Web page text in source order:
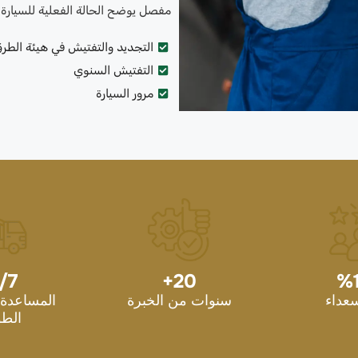
مفصل يوضح الحالة الفعلية
التجديد والتفتيش في هيئة
التفتيش السنوي
مرور السيارة
%
20
+
سنوات من الخبرة
7